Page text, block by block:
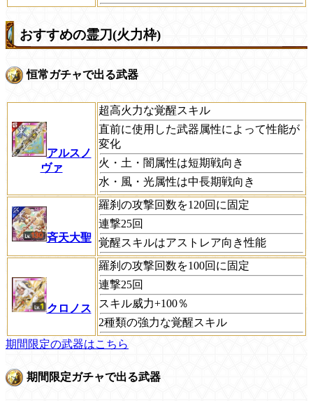
おすすめの霊刀(火力枠)
恒常ガチャで出る武器
アルスノ
ヴァ
超高火力な覚醒スキル
直前に使用した武器属性によって性能が
変化
火・土・闇属性は短期戦向き
水・風・光属性は中長期戦向き
斉天大聖
羅刹の攻撃回数を120回に固定
連撃25回
覚醒スキルはアストレア向き性能
クロノス
羅刹の攻撃回数を100回に固定
連撃25回
スキル威力+100％
2種類の強力な覚醒スキル
期間限定の武器はこちら
期間限定ガチャで出る武器